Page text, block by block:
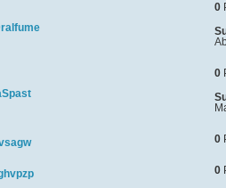
0
0
0
0